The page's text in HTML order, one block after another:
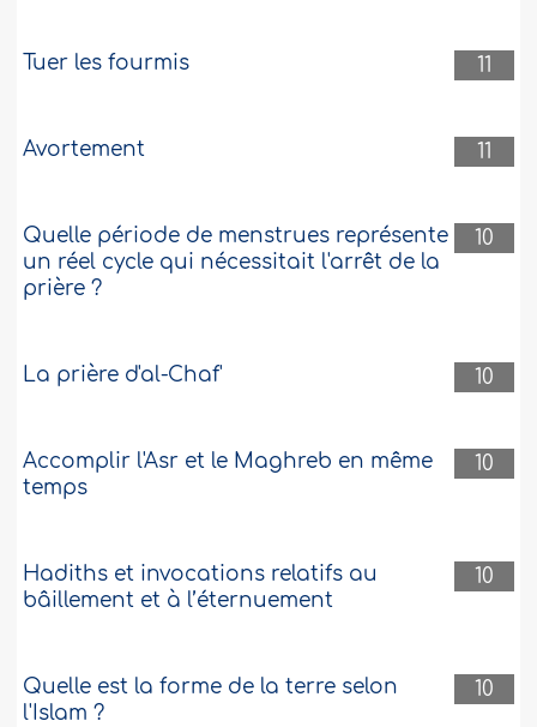
11
Tuer les fourmis
11
Avortement
10
Quelle période de menstrues représente
un réel cycle qui nécessitait l'arrêt de la
prière ?
10
La prière d'al-Chaf'
10
Accomplir l'Asr et le Maghreb en même
temps
10
Hadiths et invocations relatifs au
bâillement et à l’éternuement
10
Quelle est la forme de la terre selon
l'Islam ?